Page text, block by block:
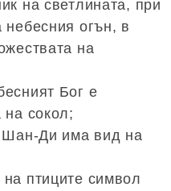
на светлината, при
огън, в
на
Бог е
на сокол;
Шан-Ди има вид на
птиците символ